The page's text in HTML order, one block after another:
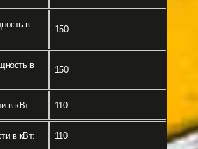
в
150
в
150
в кВт: 110
в кВт: 110